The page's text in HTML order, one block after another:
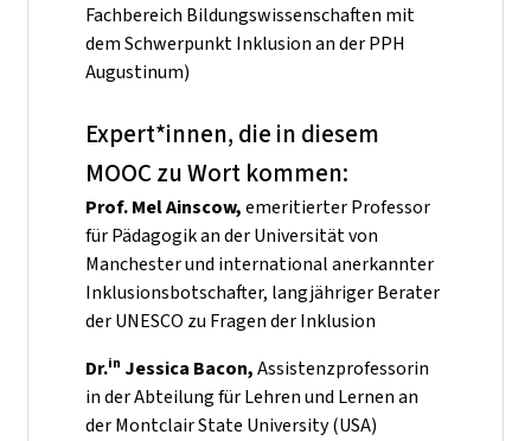
Fachbereich Bildungswissenschaften mit
dem Schwerpunkt Inklusion an der PPH
Augustinum)
Expert*innen, die in diesem
MOOC zu Wort kommen:
Prof. Mel Ainscow,emeritierter Professor
für Pädagogik an der Universität von
Manchester und international anerkannter
Inklusionsbotschafter, langjähriger Berater
der UNESCO zu Fragen der Inklusion
Dr.in Jessica Bacon,Assistenzprofessorin
in der Abteilung für Lehren und Lernen an
der Montclair State University (USA)